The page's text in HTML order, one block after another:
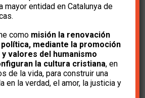
mayor entidad en Catalunya de
como misión la renovación
mediante la promoción
valores del humanismo
la cultura cristiana, en
de la vida, para construir una
en la verdad, el amor, la justicia y